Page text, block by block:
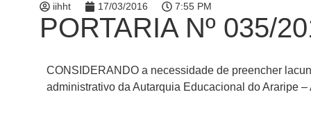
iihht 17/03/2016 7:55 PM
PORTARIA Nº 035/
CONSIDERANDO a necessidade de preencher
administrativo da Autarquia Educacional do Araripe –